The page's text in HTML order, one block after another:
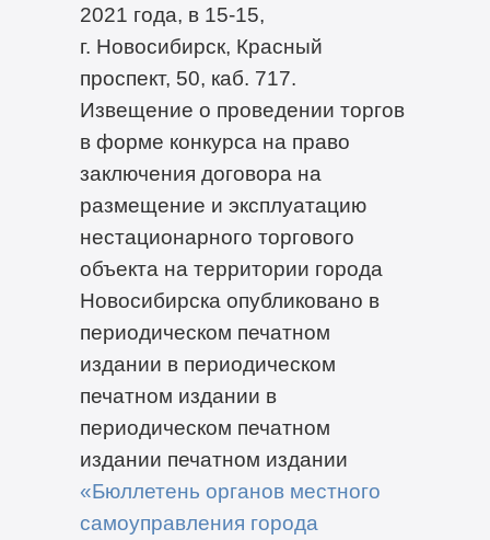
2021 года, в 15-15,
г. Новосибирск, Красный
проспект, 50, каб. 717.
Извещение о проведении торгов
в форме конкурса на право
заключения договора на
размещение и эксплуатацию
нестационарного торгового
объекта на территории города
Новосибирска опубликовано в
периодическом печатном
издании в периодическом
печатном издании в
периодическом печатном
издании печатном издании
«Бюллетень органов местного
самоуправления города